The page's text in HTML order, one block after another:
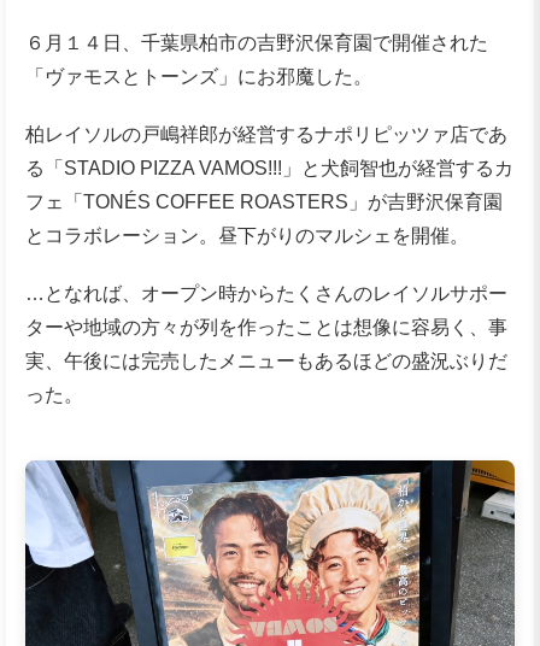
６月１４日、千葉県柏市の吉野沢保育園で開催された
「ヴァモスとトーンズ」にお邪魔した。
柏レイソルの戸嶋祥郎が経営するナポリピッツァ店であ
る「STADIO PIZZA VAMOS!!!」と犬飼智也が経営するカ
フェ「TONÉS COFFEE ROASTERS」が吉野沢保育園
とコラボレーション。昼下がりのマルシェを開催。
…となれば、オープン時からたくさんのレイソルサポー
ターや地域の方々が列を作ったことは想像に容易く、事
実、午後には完売したメニューもあるほどの盛況ぶりだ
った。